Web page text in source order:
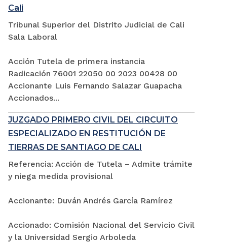
Cali
Tribunal Superior del Distrito Judicial de Cali
Sala Laboral
Acción Tutela de primera instancia
Radicación 76001 22050 00 2023 00428 00
Accionante Luis Fernando Salazar Guapacha
Accionados...
JUZGADO PRIMERO CIVIL DEL CIRCUITO
ESPECIALIZADO EN RESTITUCIÓN DE
TIERRAS DE SANTIAGO DE CALI
Referencia: Acción de Tutela – Admite trámite
y niega medida provisional
Accionante: Duván Andrés García Ramírez
Accionado: Comisión Nacional del Servicio Civil
y la Universidad Sergio Arboleda